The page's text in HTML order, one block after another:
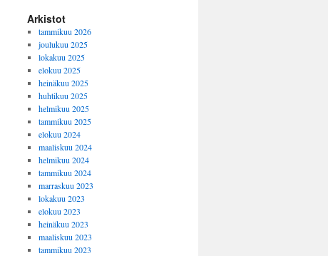
Arkistot
tammikuu 2026
joulukuu 2025
lokakuu 2025
elokuu 2025
heinäkuu 2025
huhtikuu 2025
helmikuu 2025
tammikuu 2025
elokuu 2024
maaliskuu 2024
helmikuu 2024
tammikuu 2024
marraskuu 2023
lokakuu 2023
elokuu 2023
heinäkuu 2023
maaliskuu 2023
tammikuu 2023